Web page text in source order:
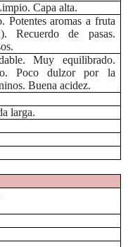
Capa alta.
Potentes aromas a fruta
Recuerdo de pasas.
Muy equilibrado.
Poco dulzor por la
Buena acidez.
larga.